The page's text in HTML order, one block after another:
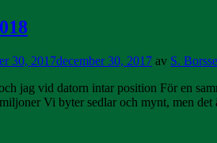
30, 2017december 30, 2017 av S.
jag vid datorn intar position För en
Vi byter sedlar och mynt, men